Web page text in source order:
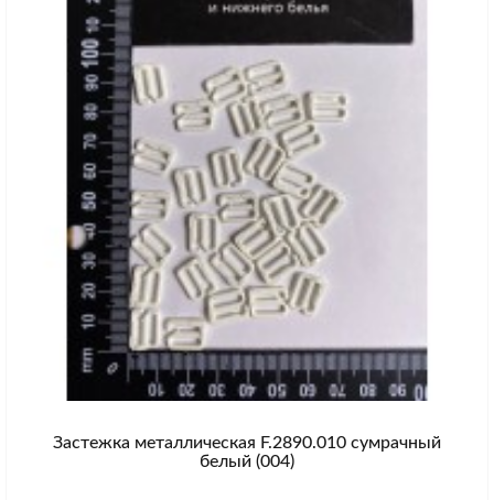
Застежка металлическая F.2890.010 сумрачный
белый (004)